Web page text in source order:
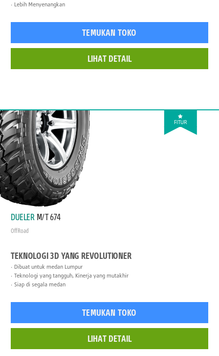
Lebih Menyenangkan
TEMUKAN TOKO
LIHAT DETAIL
FITUR
DUELER M/T 674
Off Road
TEKNOLOGI 3D YANG REVOLUTIONER
Dibuat untuk medan Lumpur
Teknologi yang tangguh, Kinerja yang mutakhir
Siap di segala medan
TEMUKAN TOKO
LIHAT DETAIL